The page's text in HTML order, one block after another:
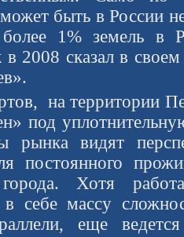
может быть в России
более 1% земель в
2008 сказал в
на территории
под
рынка видят
постоянного
Хотя
в себе массу
еще